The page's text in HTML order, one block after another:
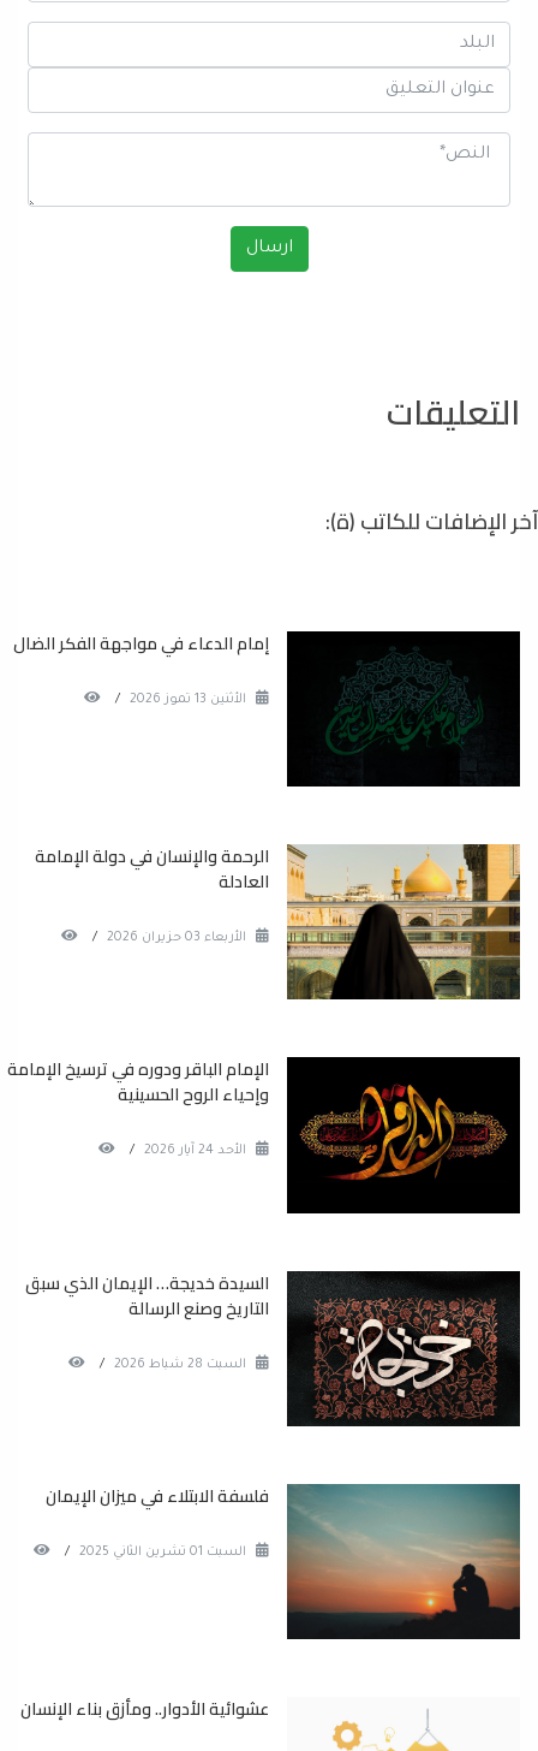
التعليقات
آخر الإضافات للكاتب (ة):
إمام الدعاء في مواجهة الفكر الضال
الأثنين 13 تموز 2026 /
الرحمة والإنسان في دولة الإمامة
العادلة
الأربعاء 03 حزيران 2026 /
الإمام الباقر ودوره في ترسيخ الإمامة
وإحياء الروح الحسينية
الأحد 24 آيار 2026 /
السيدة خديجة… الإيمان الذي سبق
التاريخ وصنع الرسالة
السبت 28 شباط 2026 /
فلسفة الابتلاء في ميزان الإيمان
السبت 01 تشرين الثاني 2025 /
عشوائية الأدوار.. ومأزق بناء الإنسان